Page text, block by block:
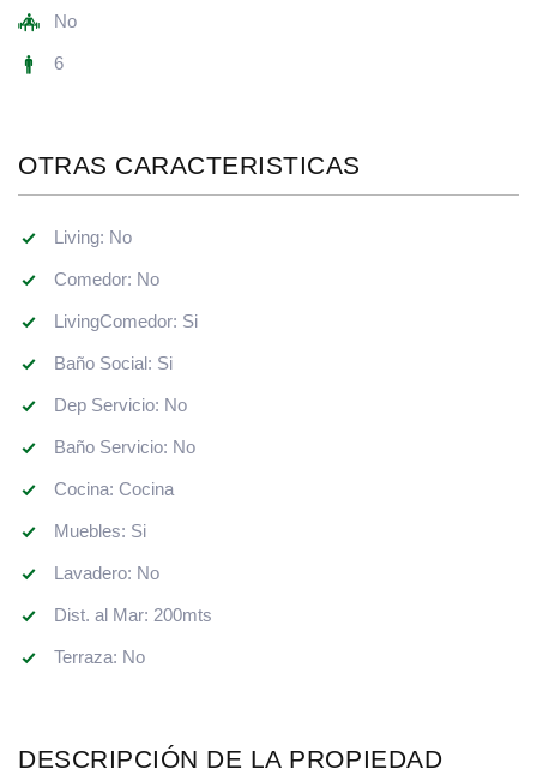
No
6
OTRAS CARACTERISTICAS
Living: No
Comedor: No
LivingComedor: Si
Baño Social: Si
Dep Servicio: No
Baño Servicio: No
Cocina: Cocina
Muebles: Si
Lavadero: No
Dist. al Mar: 200mts
Terraza: No
DESCRIPCIÓN DE LA PROPIEDAD